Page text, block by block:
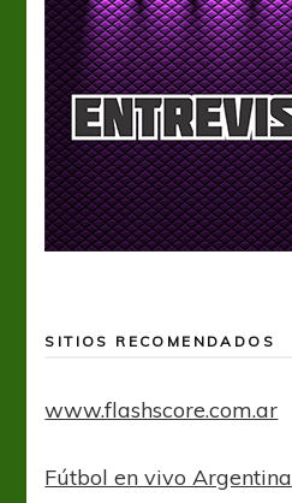
SITIOS RECOMENDADOS
www.flashscore.com.ar
Fútbol en vivo Argentina